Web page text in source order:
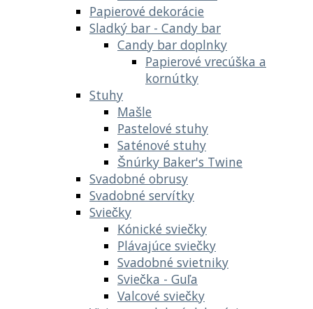
Papierové dekorácie
Sladký bar - Candy bar
Candy bar doplnky
Papierové vrecúška a
kornútky
Stuhy
Mašle
Pastelové stuhy
Saténové stuhy
Šnúrky Baker's Twine
Svadobné obrusy
Svadobné servítky
Sviečky
Kónické sviečky
Plávajúce sviečky
Svadobné svietniky
Sviečka - Guľa
Valcové sviečky